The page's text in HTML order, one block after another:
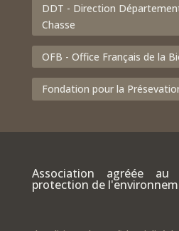
DDT - Direction
Chasse
OFB - Office Français de la
Fondation pour la
Association agréée
protection de